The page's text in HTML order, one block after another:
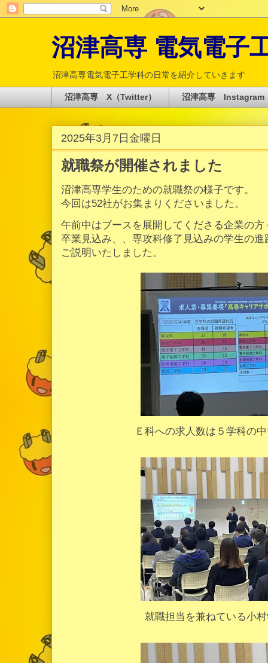
沼津高専 電気電子
沼津高専電気電子工学科の日常を紹介していきます
沼津高専 X（Twitter） 沼津高専 Instagram
2025年3月7日金曜日
就職祭が開催されました
沼津高専学生のための就職祭の様子です。
今回は52社がお集まりくださいました。
午前中はブースを展開してくださる企業の
卒業見込み、、専攻科修了見込みの学生の
ご説明いたしました。
Ｅ科への求人数は５学科の
就職担当を兼ねている小